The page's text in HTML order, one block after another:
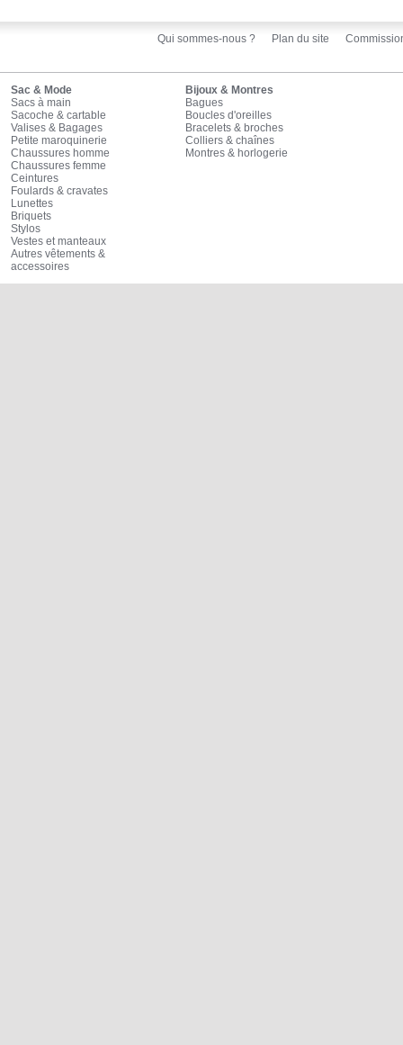
Qui sommes-nous ? Plan du site
Sac & Mode
Sacs à main
Sacoche & cartable
Valises & Bagages
Petite maroquinerie
Chaussures homme
Chaussures femme
Ceintures
Foulards & cravates
Lunettes
Briquets
Stylos
Vestes et manteaux
Autres vêtements &
accessoires
Bijoux & Montres
Bagues
Boucles d'oreilles
Bracelets & broches
Colliers & chaînes
Montres & horlogerie